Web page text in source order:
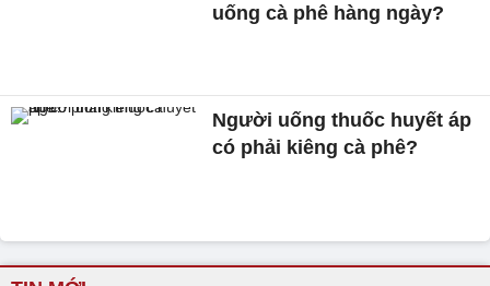
uống cà phê hàng ngày?
Người uống thuốc huyết áp
có phải kiêng cà phê?